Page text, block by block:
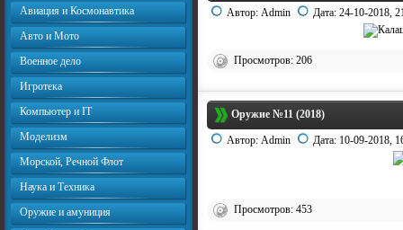
Автор: Admin Дата: 24-10-2018,
Просмотров: 206
Оружие №11 (2018)
Автор: Admin Дата: 10-09-2018,
Просмотров: 453
Авиация и Космонавтика
Авто и Мото
Военное дело
Игротека
Компьютер и IT
Моделизм
Морской, Речной Флот
Наука и Техника
Оружие и амуниция